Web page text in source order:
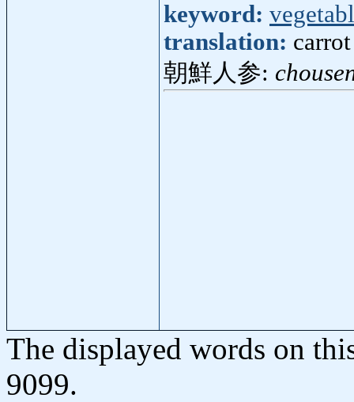
keyword:
translation: carrot
朝鮮人参:
The displayed words on
9099.